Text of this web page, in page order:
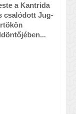
a Kantrida
csalódott Jug-